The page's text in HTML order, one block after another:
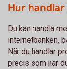
Hur handlar
Du kan handla
internetbanken,
När du handlar
precis som när